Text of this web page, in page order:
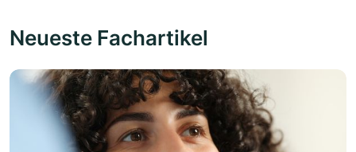
Neueste Fachartikel